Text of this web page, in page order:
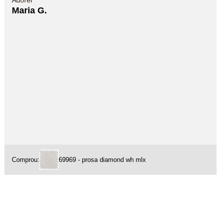
Maria G.
Comprou: 69969 - prosa diamond wh mlx